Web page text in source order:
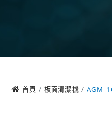
首頁 板面清潔機 AGM-